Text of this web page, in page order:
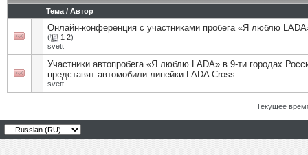
Тема / Автор
Онлайн-конференция с участниками пробега «Я люблю
( 1 2)
svett
Участники автопробега «Я люблю LADA» в 9-ти городах
представят автомобили линейки LADA Cross
svett
Текущее